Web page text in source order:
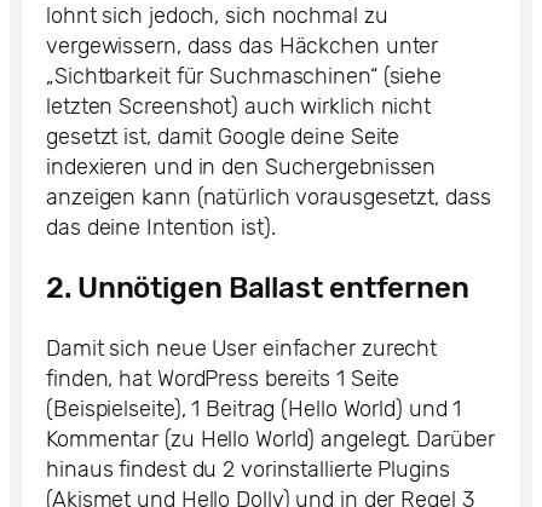
lohnt sich jedoch, sich nochmal zu
vergewissern, dass das Häckchen unter
„Sichtbarkeit für Suchmaschinen“ (siehe
letzten Screenshot) auch wirklich nicht
gesetzt ist, damit Google deine Seite
indexieren und in den Suchergebnissen
anzeigen kann (natürlich vorausgesetzt, dass
das deine Intention ist).
2. Unnötigen Ballast entfernen
Damit sich neue User einfacher zurecht
finden, hat WordPress bereits 1 Seite
(Beispielseite), 1 Beitrag (Hello World) und 1
Kommentar (zu Hello World) angelegt. Darüber
hinaus findest du 2 vorinstallierte Plugins
(Akismet und Hello Dolly) und in der Regel 3